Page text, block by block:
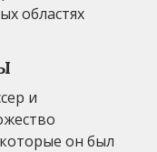
областях
и
он был